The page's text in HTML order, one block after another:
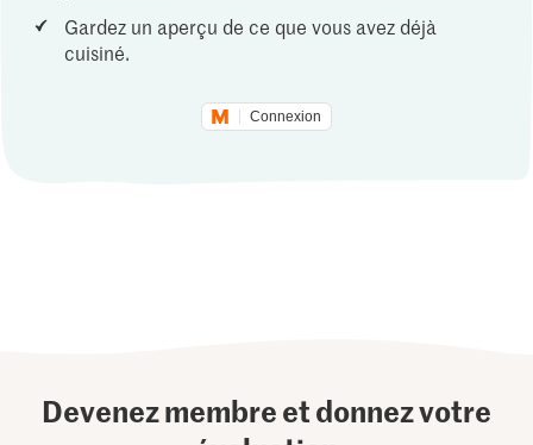
Gardez un aperçu de ce que vous avez déjà
cuisiné.
Connexion
Devenez membre et donnez votre